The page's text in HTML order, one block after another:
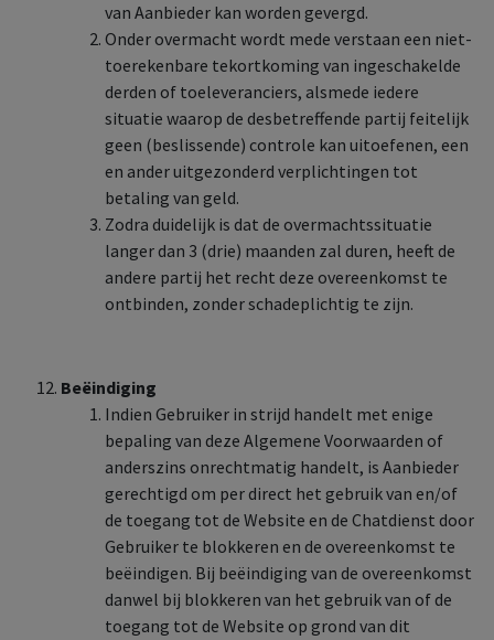
van Aanbieder kan worden gevergd.
Onder overmacht wordt mede verstaan een niet-
toerekenbare tekortkoming van ingeschakelde
derden of toeleveranciers, alsmede iedere
situatie waarop de desbetreffende partij feitelijk
geen (beslissende) controle kan uitoefenen, een
en ander uitgezonderd verplichtingen tot
betaling van geld.
Zodra duidelijk is dat de overmachtssituatie
langer dan 3 (drie) maanden zal duren, heeft de
andere partij het recht deze overeenkomst te
ontbinden, zonder schadeplichtig te zijn.
Beëindiging
Indien Gebruiker in strijd handelt met enige
bepaling van deze Algemene Voorwaarden of
anderszins onrechtmatig handelt, is Aanbieder
gerechtigd om per direct het gebruik van en/of
de toegang tot de Website en de Chatdienst door
Gebruiker te blokkeren en de overeenkomst te
beëindigen. Bij beëindiging van de overeenkomst
danwel bij blokkeren van het gebruik van of de
toegang tot de Website op grond van dit